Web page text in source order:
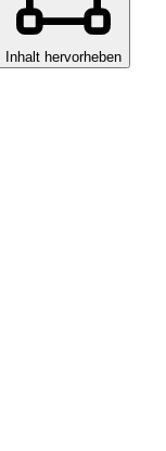
Inhalt hervorheben